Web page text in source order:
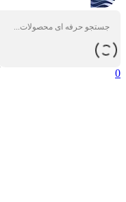
0